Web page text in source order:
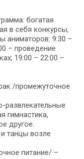
богатая
в себя конкурсы,
аниматоров: 9:30 –
– проведение
19:00 – 22:00 –
/промежуточное
развлекательные
гимнастика,
другое.
танцы возле
питание/ –